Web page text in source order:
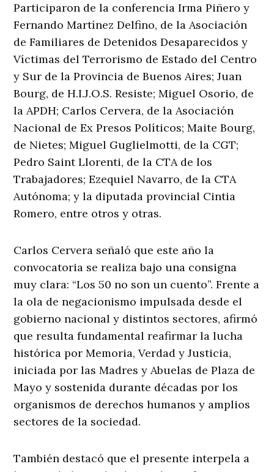
Participaron de la conferencia Irma Piñero y
Fernando Martínez Delfino, de la Asociación
de Familiares de Detenidos Desaparecidos y
Víctimas del Terrorismo de Estado del Centro
y Sur de la Provincia de Buenos Aires; Juan
Bourg, de H.I.J.O.S. Resiste; Miguel Osorio, de
la APDH; Carlos Cervera, de la Asociación
Nacional de Ex Presos Políticos; Maite Bourg,
de Nietes; Miguel Guglielmotti, de la CGT;
Pedro Saint Llorenti, de la CTA de los
Trabajadores; Ezequiel Navarro, de la CTA
Autónoma; y la diputada provincial Cintia
Romero, entre otros y otras.
Carlos Cervera señaló que este año la
convocatoria se realiza bajo una consigna
muy clara: “Los 50 no son un cuento”. Frente a
la ola de negacionismo impulsada desde el
gobierno nacional y distintos sectores, afirmó
que resulta fundamental reafirmar la lucha
histórica por Memoria, Verdad y Justicia,
iniciada por las Madres y Abuelas de Plaza de
Mayo y sostenida durante décadas por los
organismos de derechos humanos y amplios
sectores de la sociedad.
También destacó que el presente interpela a